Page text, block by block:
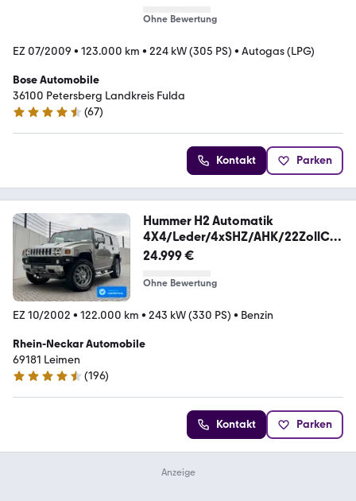
Ohne Bewertung
EZ 07/2009 • 123.000 km • 224 kW (305 PS) • Autogas (LPG)
Bose Automobile
36100 Petersberg Landkreis Fulda
4.5 Sterne
(67)
Kontakt Parken
Hummer H2 Automatik
4X4/Leder/4xSHZ/AHK/22ZollChr
om
24.999 €
Ohne Bewertung
EZ 10/2002 • 122.000 km • 243 kW (330 PS) • Benzin
Rhein-Neckar Automobile
69181 Leimen
4.4 Sterne
(196)
Kontakt Parken